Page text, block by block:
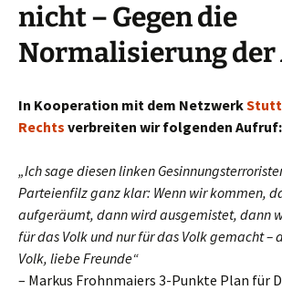
nicht – Gegen die
Normalisierung der
In Kooperation mit dem Netzwerk
Rechts verbreiten wir folgenden Aufruf:
„Ich sage diesen linken
Parteienfilz ganz klar: Wenn wir kommen,
aufgeräumt, dann wird ausgemistet, dann
für das Volk und nur für das Volk gemacht –
Volk, liebe Freunde“
– Markus Frohnmaiers 3-Punkte Plan für